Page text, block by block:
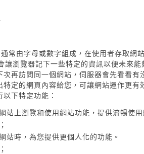
常由字母或數字組成，在使用者存取網
讓瀏覽器記下一些特定的資訊以便未來
次再訪問同一個網站，伺服器會先看看
定的網頁內容給您，可讓網站運作更有
下特定功能：
站上瀏覽和使用網站功能，提供流暢使用
站時，為您提供更個人化的功能。